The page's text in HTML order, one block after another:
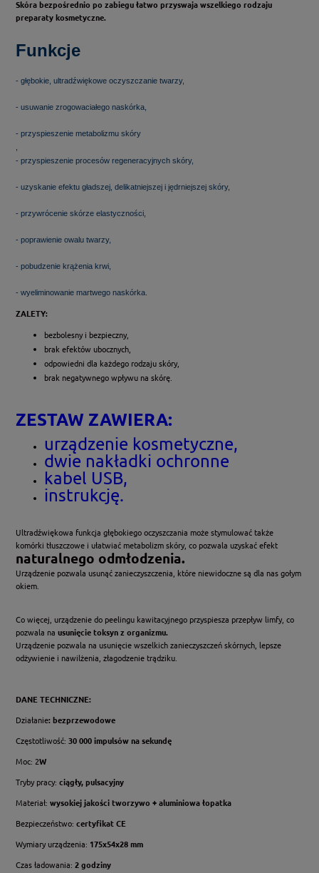
Skóra bezpośrednio po zabiegu łatwo przyswaja wszelkiego rodzaju
preparaty kosmetyczne.
Funkcje
- głębokie, ultradźwiękowe oczyszczanie twarzy,
- usuwanie zrogowaciałego naskórka,
- przyspieszenie metabolizmu skóry
,
- przyspieszenie procesów regeneracyjnych skóry,
- uzyskanie efektu gładszej, delikatniejszej i jędrniejszej skóry,
- przywrócenie skórze elastyczności,
- poprawienie owalu twarzy,
- pobudzenie krążenia krwi,
- wyeliminowanie martwego naskórka.
ZALETY:
bezbolesny i bezpieczny,
brak efektów ubocznych,
odpowiedni dla każdego rodzaju skóry,
brak negatywnego wpływu na skórę.
ZESTAW ZAWIERA:
urządzenie kosmetyczne,
dwie nakładki ochronne
kabel USB,
instrukcję.
Ultradźwiękowa funkcja głębokiego oczyszczania może stymulować także
komórki tłuszczowe i ułatwiać metabolizm skóry, co pozwala uzyskać efekt
naturalnego odmłodzenia.
Urządzenie pozwala usunąć zanieczyszczenia, które niewidoczne są dla nas gołym
okiem.
Co więcej, urządzenie do peelingu kawitacyjnego przyspiesza przepływ limfy, co
pozwala na usunięcie toksyn z organizmu.
Urządzenie pozwala na usunięcie wszelkich zanieczyszczeń skórnych, lepsze
odżywienie i nawilżenia, złagodzenie trądziku.
DANE TECHNICZNE:
Działanie: bezprzewodowe
Częstotliwość: 30 000 impulsów na sekundę
Moc: 2W
Tryby pracy: ciągły, pulsacyjny
Materiał: wysokiej jakości tworzywo + aluminiowa łopatka
Bezpieczeństwo: certyfikat CE
Wymiary urządzenia: 175x54x28 mm
Czas ładowania: 2 godziny